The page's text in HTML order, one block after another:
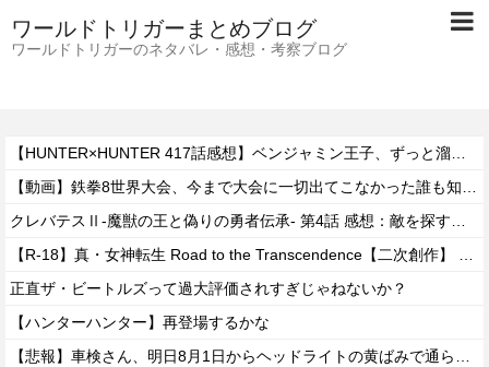
ワールドトリガーまとめブログ
ワールドトリガーのネタバレ・感想・考察ブログ
正直ザ・ビートルズって過大評価されすぎじゃねないか？
【ハンターハンター】再登場するかな